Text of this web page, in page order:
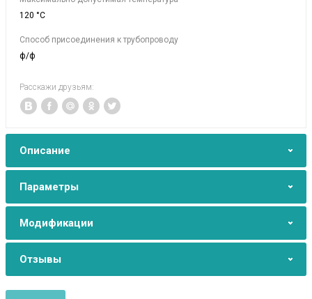
120 °C
Способ присоединения к трубопроводу
ф/ф
Расскажи друзьям:
Описание
Параметры
Модификации
Отзывы